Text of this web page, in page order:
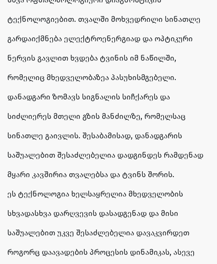
ტექნოლოგიებით. თვალში მოხვედრილი სინათლე
გარდაიქმნება ელექტროენერგიად და ოპტიკური
ნერვის გავლით ხვდება ტვინის იმ ნაწილში,
რომელიც მხედველობაზეა პასუხისმგებელი.
დანადგარი ზომავს სიგნალის სიჩქარეს და
სიძლიერეს მთელი გზის მანძილზე, რომელსაც
სინათლე გაივლის. შესაბამისად, დანადგარის
საშუალებით შესაძლებელია დადგინდეს რამდენად
მყარი კავშირია თვალებსა და ტვინს შორის.
ეს ტექნოლოგია ხელსაყრელია მხედველობის
სხვადასხვა დარღვევის დასადგენად და მისი
საშუალებით უკვე შესაძლებელია დავაკვირდეთ
როგორც დაავადების პროცესის დინამიკას, ასევე